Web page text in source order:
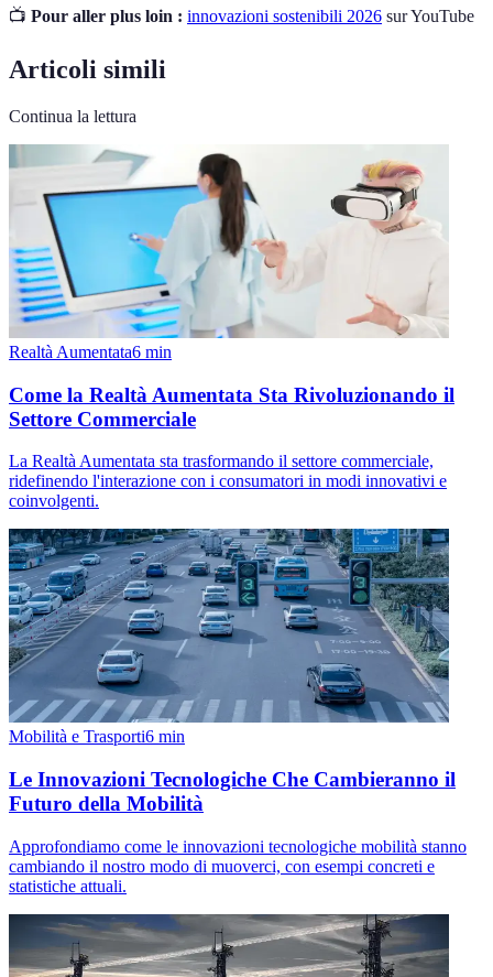
📺 Pour aller plus loin : innovazioni sostenibili 2026 sur YouTube
Articoli simili
Continua la lettura
Realtà Aumentata6 min
Come la Realtà Aumentata Sta Rivoluzionando il
Settore Commerciale
La Realtà Aumentata sta trasformando il settore commerciale,
ridefinendo l'interazione con i consumatori in modi innovativi e
coinvolgenti.
Mobilità e Trasporti6 min
Le Innovazioni Tecnologiche Che Cambieranno il
Futuro della Mobilità
Approfondiamo come le innovazioni tecnologiche mobilità stanno
cambiando il nostro modo di muoverci, con esempi concreti e
statistiche attuali.